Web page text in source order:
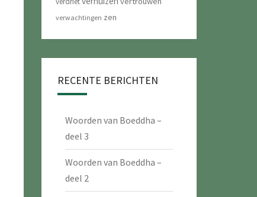
verwachtingen zen
RECENTE BERICHTEN
Woorden van Boeddha –
deel 3
Woorden van Boeddha –
deel 2